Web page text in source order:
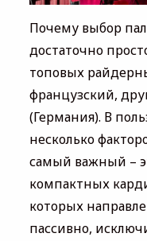
Почему выбор
достаточно
топовых
французский,
(Германия). В
несколько
самый важный –
компактных
которых
пассивно,